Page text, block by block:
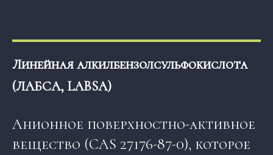
Линейная алкилбензолсульфокислота
(ЛАБСА, LABSA)
Анионное поверхностно-активное
вещество (CAS 27176-87-0), которое